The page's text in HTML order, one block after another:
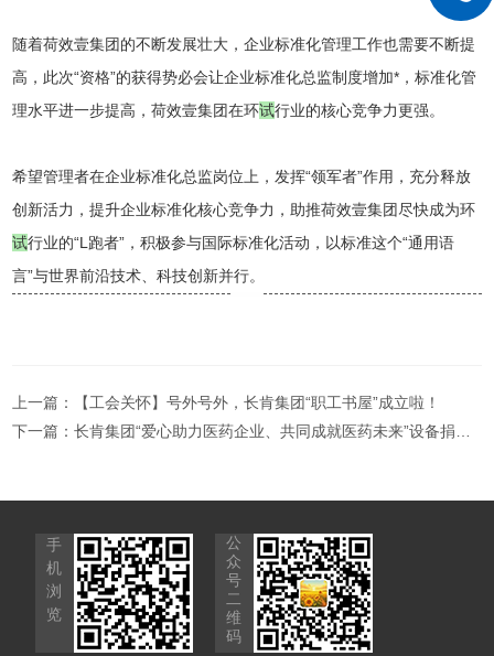
随着荷效壹集团的不断发展壮大，企业标准化管理工作也需要不断提
高，此次“资格”的获得势必会让企业标准化总监制度增加*，标准化管
理水平进一步提高，荷效壹集团在环试行业的核心竞争力更强。
希望管理者在企业标准化总监岗位上，发挥“领军者”作用，充分释放
创新活力，提升企业标准化核心竞争力，助推荷效壹集团尽快成为环
试行业的“L跑者”，积极参与国际标准化活动，以标准这个“通用语
言”与世界前沿技术、科技创新并行。
上一篇：
【工会关怀】号外号外，长肯集团“职工书屋”成立啦！
下一篇：长肯集团“爱心助力医药企业、共同成就医药未来”设备捐赠仪式顺利举行
手
机
浏
览
公
众
号
二
维
码